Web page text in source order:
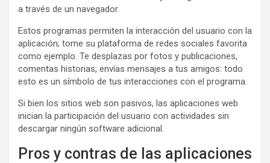
a través de un navegador.
Estos programas permiten la interacción del usuario con la
aplicación; tome su plataforma de redes sociales favorita
como ejemplo. Te desplazas por fotos y publicaciones,
comentas historias, envías mensajes a tus amigos: todo
esto es un símbolo de tus interacciones con el programa.
Si bien los sitios web son pasivos, las aplicaciones web
inician la participación del usuario con actividades sin
descargar ningún software adicional.
Pros y contras de las aplicaciones